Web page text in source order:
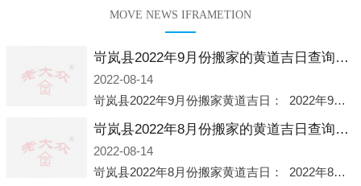
MOVE NEWS IFRAMETION
岢岚县2022年9月份搬家的黄道吉日查询大全一览表哪天适合搬家好日子
2022-08-14
岢岚县2022年9月份搬家黄道吉日： 2022年9月6日 「星期二」 农历八月十一2022年9月12日 「星期一」 农历八月十七2022年9月16日 「星期五」 农历八月廿一2022年9月2
岢岚县2022年8月份搬家的黄道吉日查询大全一览表哪天适合搬家好日子
2022-08-14
岢岚县2022年8月份搬家黄道吉日： 2022年8月2日 「星期二」 农历七月初五2022年8月6日 「星期六」 农历七月初九2022年8月8日 「星期一」 农历七月十一2022年8月10日 「